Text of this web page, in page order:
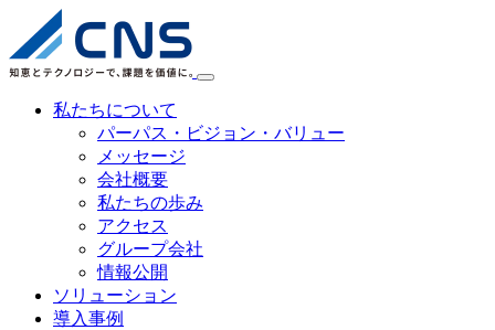
私たちについて
パーパス・ビジョン・バリュー
メッセージ
会社概要
私たちの歩み
アクセス
グループ会社
情報公開
ソリューション
導入事例